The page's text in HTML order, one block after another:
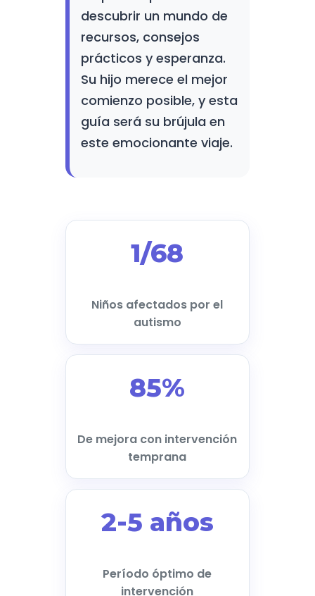
descubrir un mundo de
recursos, consejos
prácticos y esperanza.
Su hijo merece el mejor
comienzo posible, y esta
guía será su brújula en
este emocionante viaje.
1/68
Niños afectados por el
autismo
85%
De mejora con intervención
temprana
2-5 años
Período óptimo de
intervención